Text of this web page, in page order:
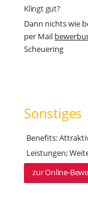
Klingt gut?
Dann nichts wie
per Mail
Scheuering
Sonstiges
Benefits:
Leistungen;
zur Online-